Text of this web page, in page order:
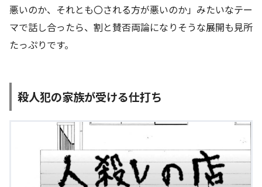
悪いのか、それとも〇される方が悪いのか」みたいなテー
マで話し合ったら、割と賛否両論になりそうな展開も見所
たっぷりです。
殺人犯の家族が受ける仕打ち